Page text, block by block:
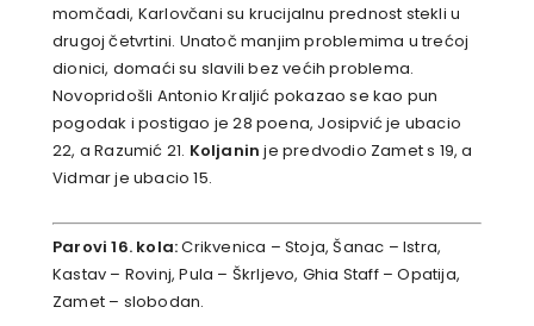
momčadi, Karlovčani su krucijalnu prednost stekli u
drugoj četvrtini. Unatoč manjim problemima u trećoj
dionici, domaći su slavili bez većih problema.
Novopridošli Antonio Kraljić pokazao se kao pun
pogodak i postigao je 28 poena, Josipvić je ubacio
22, a Razumić 21. Koljanin je predvodio Zamet s 19, a
Vidmar je ubacio 15.
Parovi 16. kola:Crikvenica – Stoja, Šanac – Istra,
Kastav – Rovinj, Pula – Škrljevo, Ghia Staff – Opatija,
Zamet – slobodan.